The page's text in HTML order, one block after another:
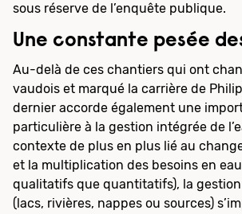
sous réserve de l’enquête publique.
Une constante pesée
Au-delà de ces chantiers qui ont
vaudois et marqué la carrière de
dernier accorde également une
particulière à la gestion intégrée de
contexte de plus en plus lié au
et la multiplication des besoins en
qualitatifs que quantitatifs), la
(lacs, rivières, nappes ou sources)